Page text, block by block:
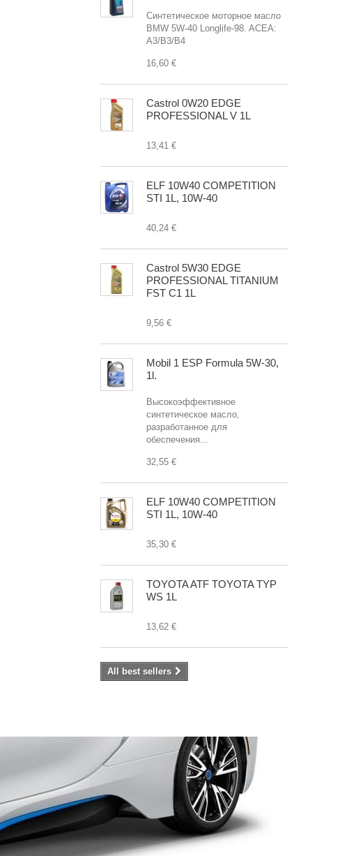
Синтетическое моторное масло
BMW 5W-40 Longlife-98. ACEA:
A3/B3/B4
16,60 €
Castrol 0W20 EDGE
PROFESSIONAL V 1L
13,41 €
ELF 10W40 COMPETITION
STI 1L, 10W-40
40,24 €
Castrol 5W30 EDGE
PROFESSIONAL TITANIUM
FST C1 1L
9,56 €
Mobil 1 ESP Formula 5W-30,
1l.
Высокоэффективное
синтетическое масло,
разработанное для
обеспечения...
32,55 €
ELF 10W40 COMPETITION
STI 1L, 10W-40
35,30 €
TOYOTA ATF TOYOTA TYP
WS 1L
13,62 €
All best sellers